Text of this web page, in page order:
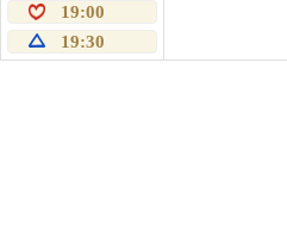
19:00
19:30